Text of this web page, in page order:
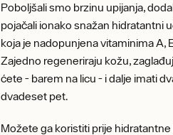
Poboljšali smo brzinu upijanja,
pojačali ionako snažan hidratantni
koja je nadopunjena vitaminima A,
Zajedno regeneriraju kožu,
ćete - barem na licu - i dalje imati
dvadeset pet.
Možete ga koristiti prije